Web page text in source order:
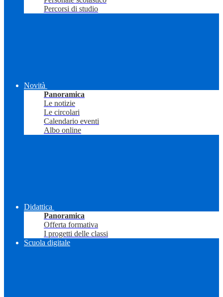
Percorsi di studio
Novità
Panoramica
Le notizie
Le circolari
Calendario eventi
Albo online
Didattica
Panoramica
Offerta formativa
I progetti delle classi
Scuola digitale